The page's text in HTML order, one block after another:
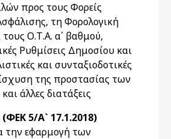
προς τους Φορείς
τη Φορολογική
τους Ο.Τ.Α. α΄ βαθμού,
Ρυθμίσεις Δημοσίου και
και συνταξιοδοτικές
της προστασίας των
άλλες διατάξεις
5/Α` 17.1.2018)
την εφαρμογή των